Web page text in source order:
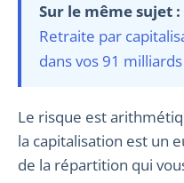
Sur le même sujet :
Retraite par
dans vos 91
Le risque est
la capitalisation est un
de la répartition qui